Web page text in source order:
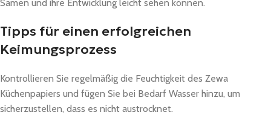
Samen und ihre Entwicklung leicht sehen können.
Tipps für einen erfolgreichen
Keimungsprozess
Kontrollieren Sie regelmäßig die Feuchtigkeit des Zewa
Küchenpapiers und fügen Sie bei Bedarf Wasser hinzu, um
sicherzustellen, dass es nicht austrocknet.